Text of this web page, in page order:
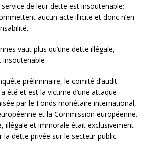
de leur dette est insoutenable;
aucun acte illicite et donc n’en
vaut plus qu’une dette illégale,
insoutenable
préliminaire, le comité d’audit
été et est la victime d’une attaque
par le Fonds monétaire international,
et la Commission européenne.
illégale et immorale était exclusivement
dette privée sur le secteur public.